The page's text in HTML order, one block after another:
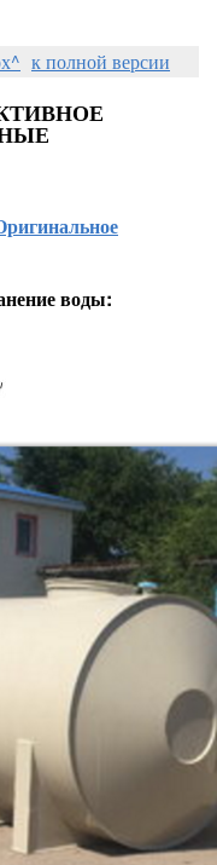
к полной версии
воды: